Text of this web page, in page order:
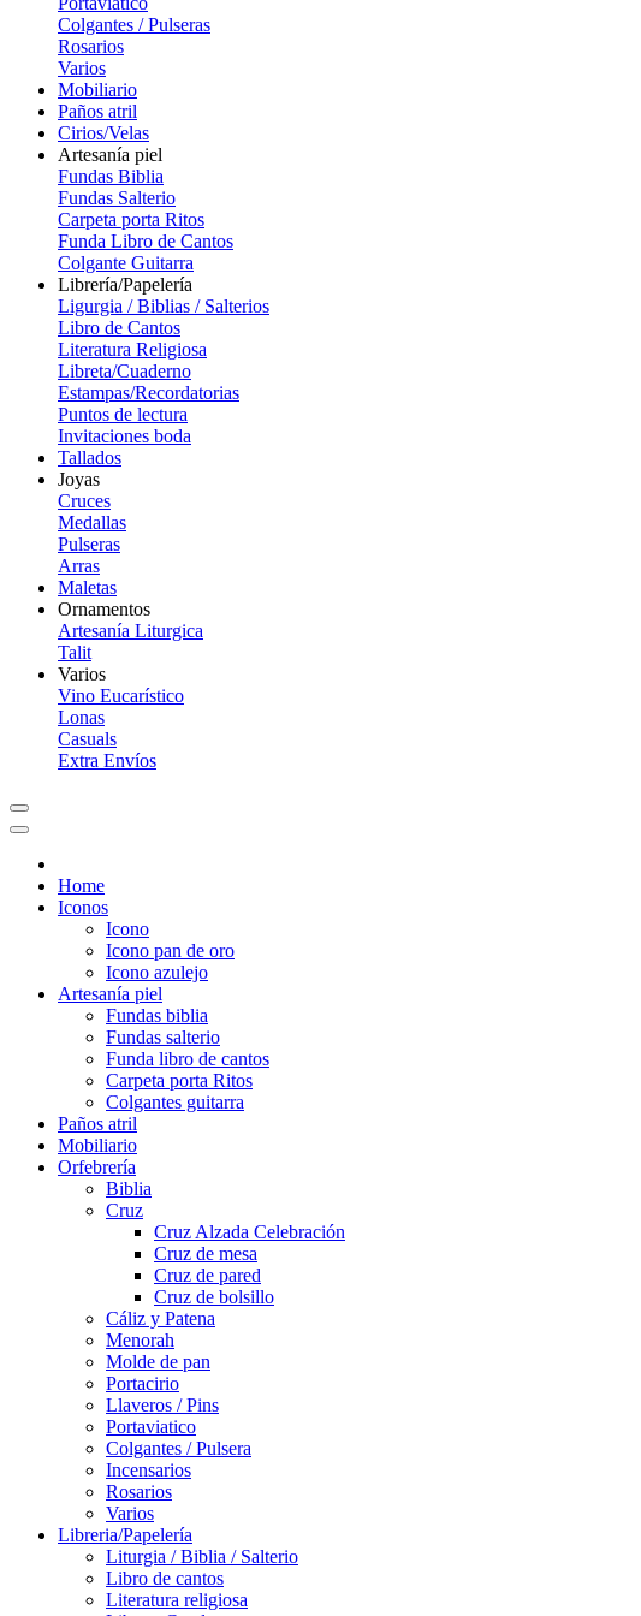
Colgantes / Pulseras
Rosarios
Varios
Mobiliario
Paños atril
Cirios/Velas
Artesanía piel
Fundas Biblia
Fundas Salterio
Carpeta porta Ritos
Funda Libro de Cantos
Colgante Guitarra
Librería/Papelería
Ligurgia / Biblias / Salterios
Libro de Cantos
Literatura Religiosa
Libreta/Cuaderno
Estampas/Recordatorias
Puntos de lectura
Invitaciones boda
Tallados
Joyas
Cruces
Medallas
Pulseras
Arras
Maletas
Ornamentos
Artesanía Liturgica
Talit
Varios
Vino Eucarístico
Lonas
Casuals
Extra Envíos
Home
Iconos
Icono
Icono pan de oro
Icono azulejo
Artesanía piel
Fundas biblia
Fundas salterio
Funda libro de cantos
Carpeta porta Ritos
Colgantes guitarra
Paños atril
Mobiliario
Orfebrería
Biblia
Cruz
Cruz Alzada Celebración
Cruz de mesa
Cruz de pared
Cruz de bolsillo
Cáliz y Patena
Menorah
Molde de pan
Portacirio
Llaveros / Pins
Portaviatico
Colgantes / Pulsera
Incensarios
Rosarios
Varios
Libreria/Papelería
Liturgia / Biblia / Salterio
Libro de cantos
Literatura religiosa